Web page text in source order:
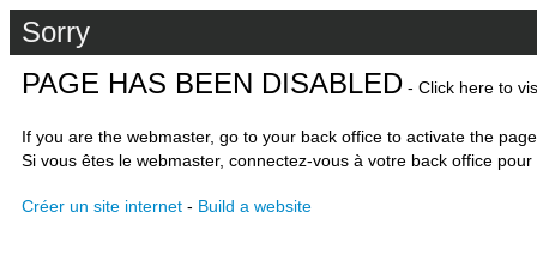
Sorry
PAGE HAS BEEN DISABLED - Click here to
If you are the webmaster, go to your back office to activate the
Si vous êtes le webmaster, connectez-vous à votre back office
Créer un site internet - Build a website